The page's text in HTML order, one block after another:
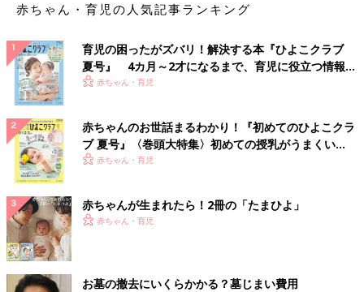
出典：Instagramアカウント「mimiroom_m」
mimiroom_mさんはトイレのこそうじ（小掃除）に「ルックプ
ラス 泡ピタ」を使っているそう。便器にスプレーして60秒後に
流すだけで掃除することができるとのこと。床にも使えるのが便
利なポイントだとか！
水に流せるティッシュで蛇口ピカピカ
赤ちゃん・育児の人気記事ランキング
育児の困ったがズバリ！解決する本『ひよこクラブ
夏号』 4カ月～2才になるまで、育児に役立つ情報が
いっぱい！
赤ちゃん・育児
赤ちゃんのお世話まるわかり！『初めてのひよこクラ
ブ 夏号』〈巻頭大特集〉初めての授乳がうまくい
く！ おっぱい・ミルクの基本と夏のトラブル 解決テ
赤ちゃん・育児
赤ちゃんが生まれたら！2冊の「たまひよ」
赤ちゃん・育児
お墓の撤去にいくらかかる？墓じまい費用